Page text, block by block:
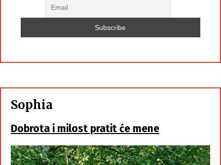
Sophia
Dobrota i milost pratit će mene